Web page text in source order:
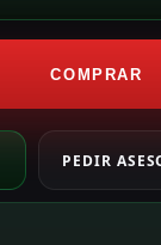
COMPRAR
PEDIR